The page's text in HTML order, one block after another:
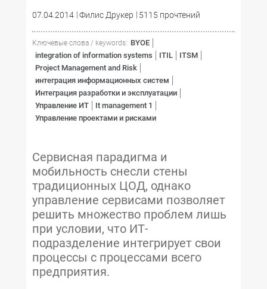
07.04.2014 Филис Друкер 5115 прочтений
Ключевые слова / keywords: BYOE
integration of information systems
ITIL
ITSM
Project Management and Risk
интеграция информационных систем
Интеграция разработки и эксплуатации
Управление ИТ
It management 1
Управление проектами и рисками
Сервисная парадигма и
мобильность снесли стены
традиционных ЦОД, однако
управление сервисами позволяет
решить множество проблем лишь
при условии, что ИТ-
подразделение интегрирует свои
процессы с процессами всего
предприятия.